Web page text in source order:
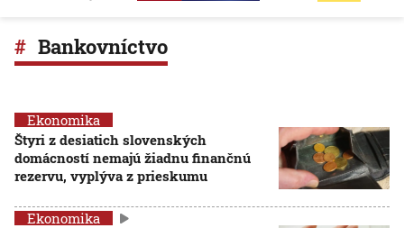
Bankovníctvo
Ekonomika
Štyri z desiatich slovenských
domácností nemajú žiadnu finančnú
rezervu, vyplýva z prieskumu
Ekonomika